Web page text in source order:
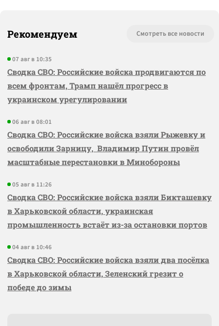
Рекомендуем Смотреть все новости
07 авг в 10:35
Сводка СВО: Российские войска продвигаются по
всем фронтам, Трамп нашёл прогресс в
украинском урегулировании
06 авг в 08:01
Сводка СВО: Российские войска взяли Рыжевку и
освободили Зарницу, Владимир Путин провёл
масштабные перестановки в Минобороны
05 авг в 11:26
Сводка СВО: Российские войска взяли Бикташевку
в Харьковской области, украинская
промышленность встаёт из-за остановки портов
04 авг в 10:46
Сводка СВО: Российские войска взяли два посёлка
в Харьковской области, Зеленский грезит о
победе до зимы